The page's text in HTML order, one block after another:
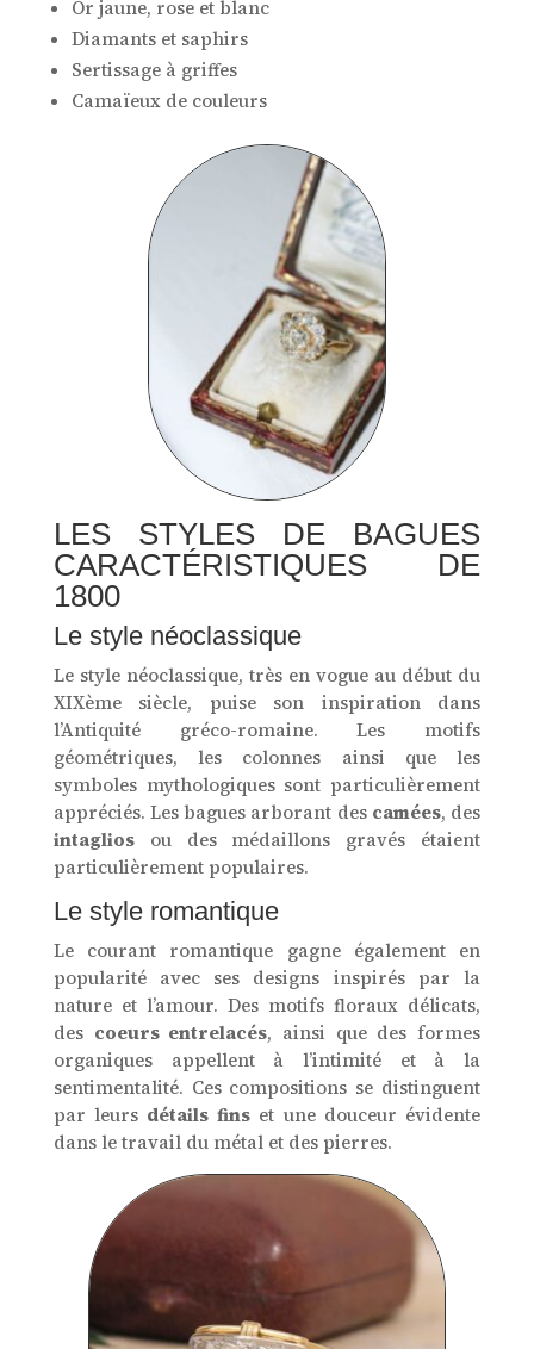
Or jaune, rose et blanc
Diamants et saphirs
Sertissage à griffes
Camaïeux de couleurs
LES STYLES DE BAGUES
CARACTÉRISTIQUES DE
1800
Le style néoclassique
Le style néoclassique, très en vogue au début du
XIXème siècle, puise son inspiration dans
l’Antiquité gréco-romaine. Les motifs
géométriques, les colonnes ainsi que les
symboles mythologiques sont particulièrement
appréciés. Les bagues arborant des camées, des
intagliosou des médaillons gravés étaient
particulièrement populaires.
Le style romantique
Le courant romantique gagne également en
popularité avec ses designs inspirés par la
nature et l’amour. Des motifs floraux délicats,
des coeurs entrelacés, ainsi que des formes
organiques appellent à l’intimité et à la
sentimentalité. Ces compositions se distinguent
par leurs détails finset une douceur évidente
dans le travail du métal et des pierres.